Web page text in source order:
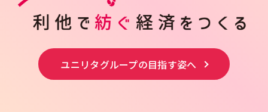
ユニリタグループの目指す姿へ